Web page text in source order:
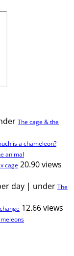
The cage & the
is a chameleon?
animal
cage 20.90 views
day | under The
12.66 views